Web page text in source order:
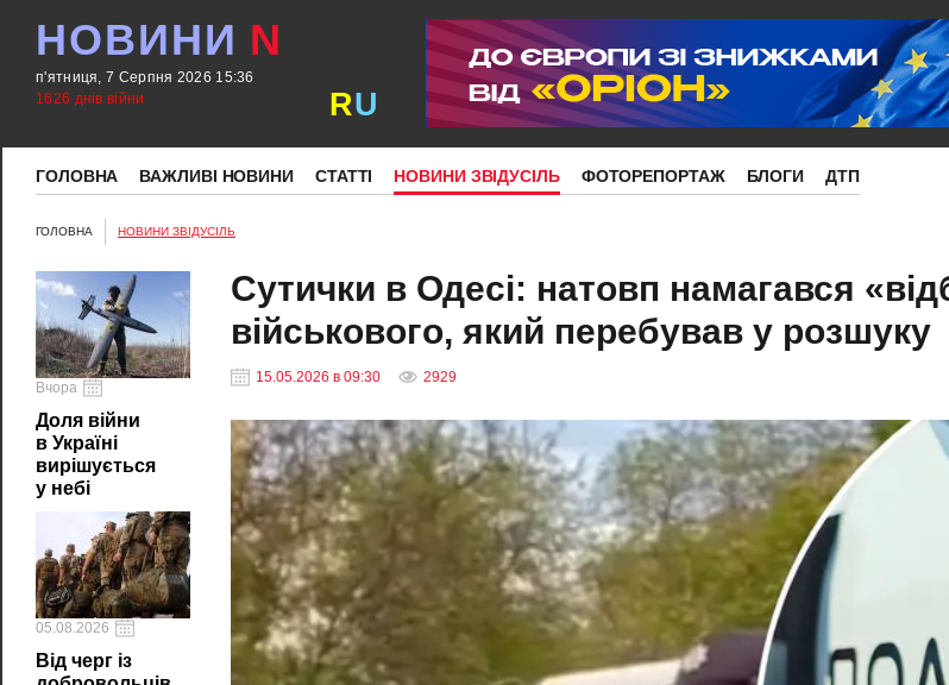
НОВИНИ N
п'ятниця, 7 Серпня 2026 15:36
1626 днів війни
RU
ГОЛОВНА ВАЖЛИВІ НОВИНИ СТАТТІ НОВИНИ ЗВІДУСІЛЬ ФОТОРЕПОРТАЖ БЛОГИ ДТП
ГОЛОВНА НОВИНИ ЗВІДУСІЛЬ
Вчора
Доля війни
в Україні
вирішується
у небі
05.08.2026
Від черг із
Сутички в Одесі: натовп намагався
військового, який перебував у розшуку
15.05.2026 в 09:30 2929